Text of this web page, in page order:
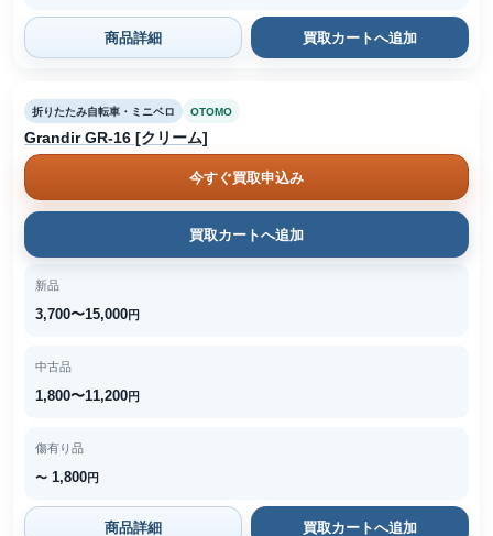
商品詳細 買取カートへ追加
折りたたみ自転車・ミニベロ OTOMO
Grandir GR-16 [クリーム]
今すぐ買取申込み
買取カートへ追加
新品
3,700〜15,000円
中古品
1,800〜11,200円
傷有り品
〜 1,800円
商品詳細 買取カートへ追加